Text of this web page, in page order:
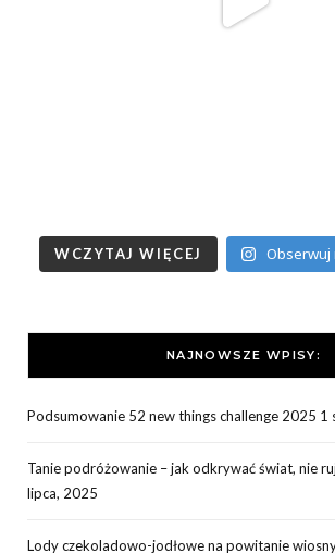
WCZYTAJ WIĘCEJ Obserwuj
NAJNOWSZE WPISY:
Podsumowanie 52 new things challenge 2025 1
Tanie podróżowanie – jak odkrywać świat, nie
lipca, 2025
Lody czekoladowo-jodłowe na powitanie